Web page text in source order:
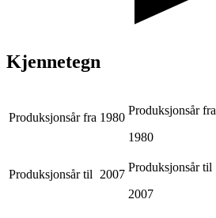
Kjennetegn
Produksjonsår fra 1980
Produksjonsår fra
1980
Produksjonsår til 2007
Produksjonsår til
2007